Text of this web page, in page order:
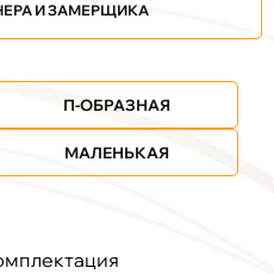
И ЗАМЕРЩИКА
П-ОБРАЗНАЯ
МАЛЕНЬКАЯ